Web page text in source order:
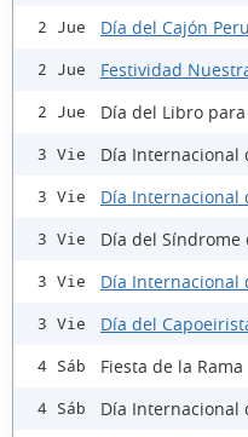
2 Jue Día del Cajón
2 Jue Festividad
2 Jue Día del Libro
3 Vie Día Internacional
3 Vie Día Internacional
3 Vie Día del Síndrome
3 Vie Día Internacional
3 Vie Día del
4 Sáb Fiesta de la Rama
4 Sáb Día Internacional